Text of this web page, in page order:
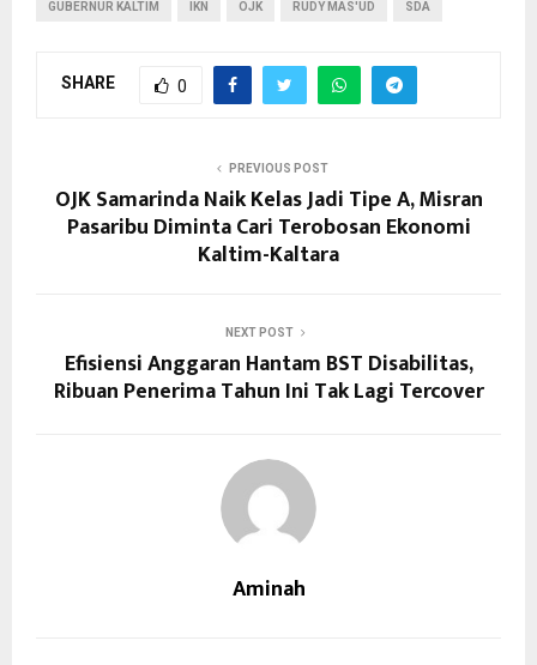
GUBERNUR KALTIM IKN OJK RUDY MAS'UD SDA
SHARE 0
PREVIOUS POST
OJK Samarinda Naik Kelas Jadi Tipe A, Misran
Pasaribu Diminta Cari Terobosan Ekonomi
Kaltim-Kaltara
NEXT POST
Efisiensi Anggaran Hantam BST Disabilitas,
Ribuan Penerima Tahun Ini Tak Lagi Tercover
Aminah